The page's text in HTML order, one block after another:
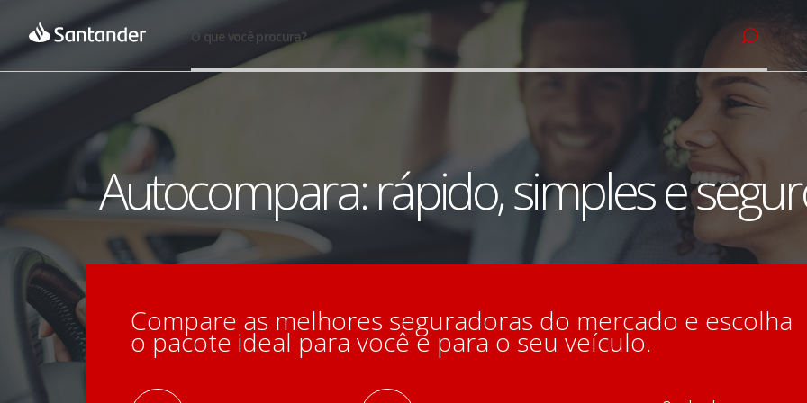
O que você procura?
Autocompara: rápido, simples e
Compare as melhores seguradoras do mercado e escolha
o pacote ideal para você e para o seu veículo.